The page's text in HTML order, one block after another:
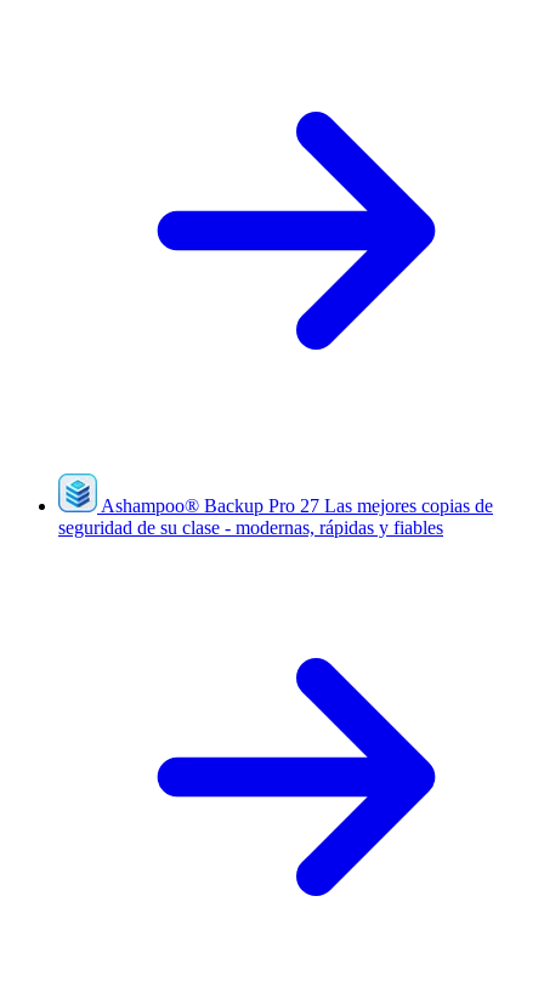
Ashampoo® Backup Pro 27 Las mejores copias de
seguridad de su clase - modernas, rápidas y fiables